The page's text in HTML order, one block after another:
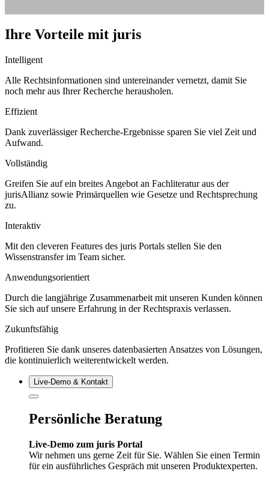
Ihre Vorteile mit juris
Intelligent
Alle Rechtsinformationen sind untereinander vernetzt, damit Sie
noch mehr aus Ihrer Recherche herausholen.
Effizient
Dank zuverlässiger Recherche-Ergebnisse sparen Sie viel Zeit und
Aufwand.
Vollständig
Greifen Sie auf ein breites Angebot an Fachliteratur aus der
jurisAllianz sowie Primärquellen wie Gesetze und Rechtsprechung
zu.
Interaktiv
Mit den cleveren Features des juris Portals stellen Sie den
Wissenstransfer im Team sicher.
Anwendungsorientiert
Durch die langjährige Zusammenarbeit mit unseren Kunden können
Sie sich auf unsere Erfahrung in der Rechtspraxis verlassen.
Zukunftsfähig
Profitieren Sie dank unseres datenbasierten Ansatzes von Lösungen,
die kontinuierlich weiterentwickelt werden.
Live‑Demo & Kontakt
Persönliche Beratung
Live-Demo zum juris Portal
Wir nehmen uns gerne Zeit für Sie. Wählen Sie einen Termin
für ein ausführliches Gespräch mit unseren Produktexperten.